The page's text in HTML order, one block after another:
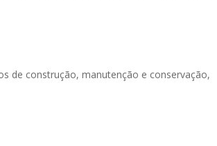
de construção, manutenção e conservação,